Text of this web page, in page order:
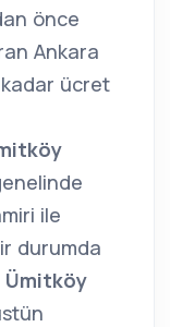
önce
Ankara
ücret
ile
durumda
Ümitköy